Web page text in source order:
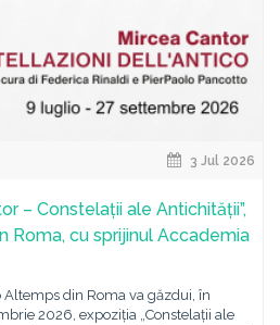
3 Jul 2026
– Constelații ale Antichității”,
Roma, cu sprijinul Accademia
din Roma va găzdui, în
2026, expoziția „Constelații ale